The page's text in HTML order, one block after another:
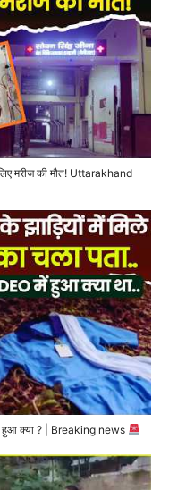
लिए मरीज की मौत! Uttarakhand
हुआ क्या ? | Breaking news